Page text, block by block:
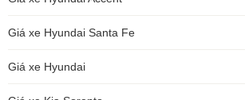
Giá xe Hyundai Santa Fe
Giá xe Hyundai